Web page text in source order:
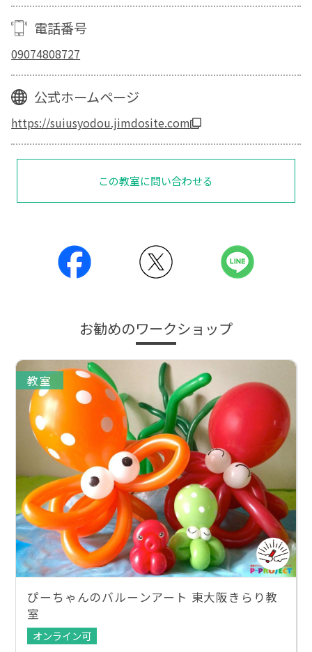
電話番号
09074808727
公式ホームページ
https://suiusyodou.jimdosite.com
この教室に問い合わせる
お勧めのワークショップ
教室
ぴーちゃんのバルーンアート 東大阪きらり教
室
オンライン可